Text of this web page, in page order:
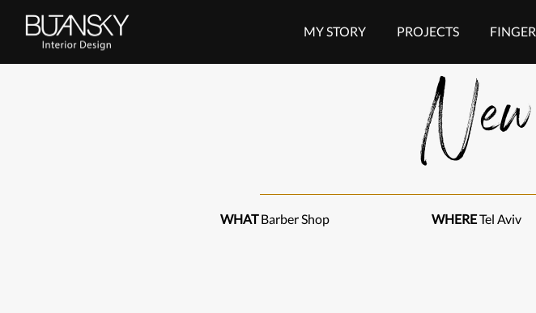
MY STORY PROJECTS
WHATBarber Shop WHERETel Aviv